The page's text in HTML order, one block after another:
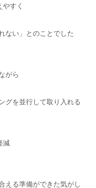
すく
ない」とのことでした
がら
グを並行して取り入れる
減
える準備ができた気がし